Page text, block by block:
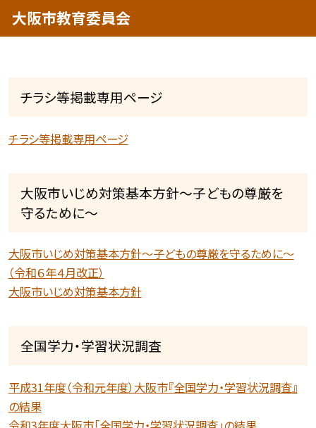
大阪市教育委員会
チラシ等掲載専用ページ
チラシ等掲載専用ページ
大阪市いじめ対策基本方針〜子どもの尊厳を
守るために〜
大阪市いじめ対策基本方針〜子どもの尊厳を守るために〜
（令和６年４月改正）
大阪市いじめ対策基本方針
全国学力・学習状況調査
平成31年度（令和元年度）大阪市『全国学力・学習状況調査』
の結果